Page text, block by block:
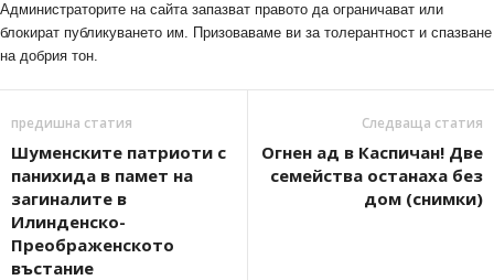
Администраторите на сайта запазват правото да ограничават или
блокират публикуването им. Призоваваме ви за толерантност и спазване
на добрия тон.
предишна статия
Шуменските патриоти с
панихида в памет на
загиналите в
Илинденско-
Преображенското
въстание
Следваща статия
Огнен ад в Каспичан! Две
семейства останаха без
дом (снимки)